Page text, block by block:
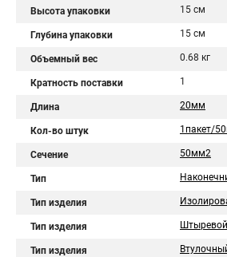
Высота упаковки 15 см
Глубина упаковки 15 см
Объемный вес 0.68 кг
Кратность поставки 1
Длина 20мм
Кол-во штук 1пакет/
Сечение 50мм2
Тип
Тип изделия
Тип изделия Штыревой
Тип изделия